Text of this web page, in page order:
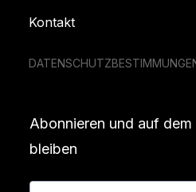
Kontakt
Abonnieren und auf dem
bleiben